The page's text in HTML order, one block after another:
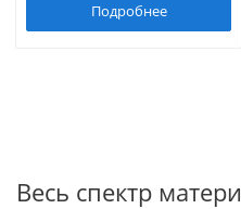
Подробнее
Весь спектр